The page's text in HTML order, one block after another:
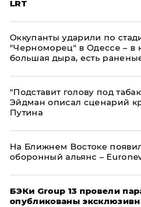
LRT
Оккупанты ударили по
"Черноморец" в Одессе – в
большая дыра, есть
​"Подставит голову под
Эйдман описал сценарий
Путина
На Ближнем Востоке
оборонный альянс –
​БЭКи Group 13 провели
опубликованы